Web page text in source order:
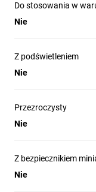
Do stosowania w
Nie
Z podświetleniem
Nie
Przezroczysty
Nie
Z bezpiecznikiem
Nie